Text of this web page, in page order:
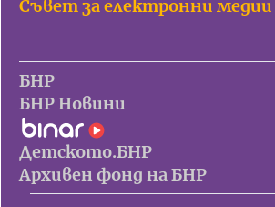
Съвет за електронни медии
БНР
БНР Новини
Детското.БНР
Архивен фонд на БНР